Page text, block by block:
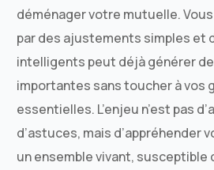
déménager votre mutuelle.
par des ajustements simples et
intelligents peut déjà générer
importantes sans toucher à vos
essentielles. L’enjeu n’est pas
d’astuces, mais d’appréhender
un ensemble vivant, susceptible